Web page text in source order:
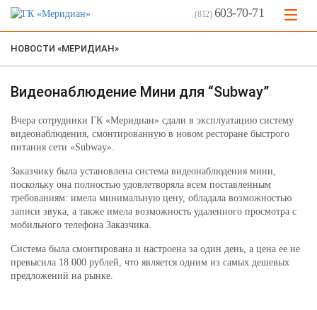
(812) 603-70-71
НОВОСТИ «МЕРИДИАН»
Видеонаблюдение Мини для “Subway”
Вчера сотрудники ГК «Меридиан» сдали в эксплуатацию систему
видеонаблюдения, смонтированную в новом ресторане быстрого
питания сети «Subway».
Заказчику была установлена система видеонаблюдения мини,
поскольку она полностью удовлетворяла всем поставленным
требованиям: имела минимальную цену, обладала возможностью
записи звука, а также имела возможность удаленного просмотра с
мобильного телефона Заказчика.
Система была смонтирована и настроена за один день, а цена ее не
превысила 18 000 рублей, что является одним из самых дешевых
предложений на рынке.